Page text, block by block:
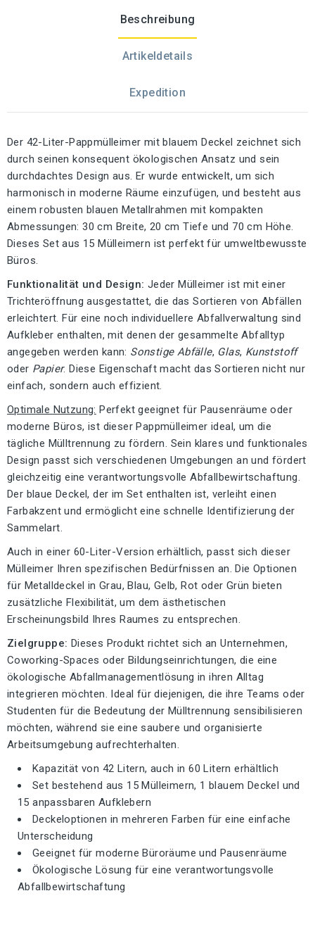
Beschreibung
Artikeldetails
Expedition
Der 42-Liter-Pappmülleimer mit blauem Deckel zeichnet sich
durch seinen konsequent ökologischen Ansatz und sein
durchdachtes Design aus. Er wurde entwickelt, um sich
harmonisch in moderne Räume einzufügen, und besteht aus
einem robusten blauen Metallrahmen mit kompakten
Abmessungen: 30 cm Breite, 20 cm Tiefe und 70 cm Höhe.
Dieses Set aus 15 Mülleimern ist perfekt für umweltbewusste
Büros.
Funktionalität und Design: Jeder Mülleimer ist mit einer
Trichteröffnung ausgestattet, die das Sortieren von Abfällen
erleichtert. Für eine noch individuellere Abfallverwaltung sind
Aufkleber enthalten, mit denen der gesammelte Abfalltyp
angegeben werden kann: Sonstige Abfälle, Glas, Kunststoff
oder Papier. Diese Eigenschaft macht das Sortieren nicht nur
einfach, sondern auch effizient.
Optimale Nutzung: Perfekt geeignet für Pausenräume oder
moderne Büros, ist dieser Pappmülleimer ideal, um die
tägliche Mülltrennung zu fördern. Sein klares und funktionales
Design passt sich verschiedenen Umgebungen an und fördert
gleichzeitig eine verantwortungsvolle Abfallbewirtschaftung.
Der blaue Deckel, der im Set enthalten ist, verleiht einen
Farbakzent und ermöglicht eine schnelle Identifizierung der
Sammelart.
Auch in einer 60-Liter-Version erhältlich, passt sich dieser
Mülleimer Ihren spezifischen Bedürfnissen an. Die Optionen
für Metalldeckel in Grau, Blau, Gelb, Rot oder Grün bieten
zusätzliche Flexibilität, um dem ästhetischen
Erscheinungsbild Ihres Raumes zu entsprechen.
Zielgruppe: Dieses Produkt richtet sich an Unternehmen,
Coworking-Spaces oder Bildungseinrichtungen, die eine
ökologische Abfallmanagementlösung in ihren Alltag
integrieren möchten. Ideal für diejenigen, die ihre Teams oder
Studenten für die Bedeutung der Mülltrennung sensibilisieren
möchten, während sie eine saubere und organisierte
Arbeitsumgebung aufrechterhalten.
Kapazität von 42 Litern, auch in 60 Litern erhältlich
Set bestehend aus 15 Mülleimern, 1 blauem Deckel und
15 anpassbaren Aufklebern
Deckeloptionen in mehreren Farben für eine einfache
Unterscheidung
Geeignet für moderne Büroräume und Pausenräume
Ökologische Lösung für eine verantwortungsvolle
Abfallbewirtschaftung